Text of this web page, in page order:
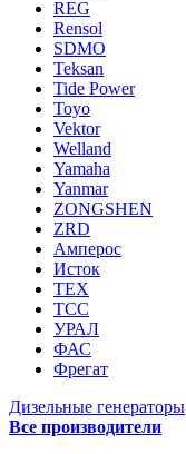
REG
Rensol
SDMO
Teksan
Tide Power
Toyo
Vektor
Welland
Yamaha
Yanmar
ZONGSHEN
ZRD
Амперос
Исток
ТЕХ
ТСС
УРАЛ
ФАС
Фрегат
Дизельные генераторы
Все производители